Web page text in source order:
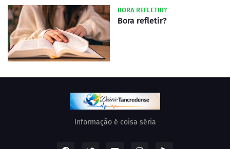
BORA REFLETIR?
Bora refletir?
Informação é coisa séria